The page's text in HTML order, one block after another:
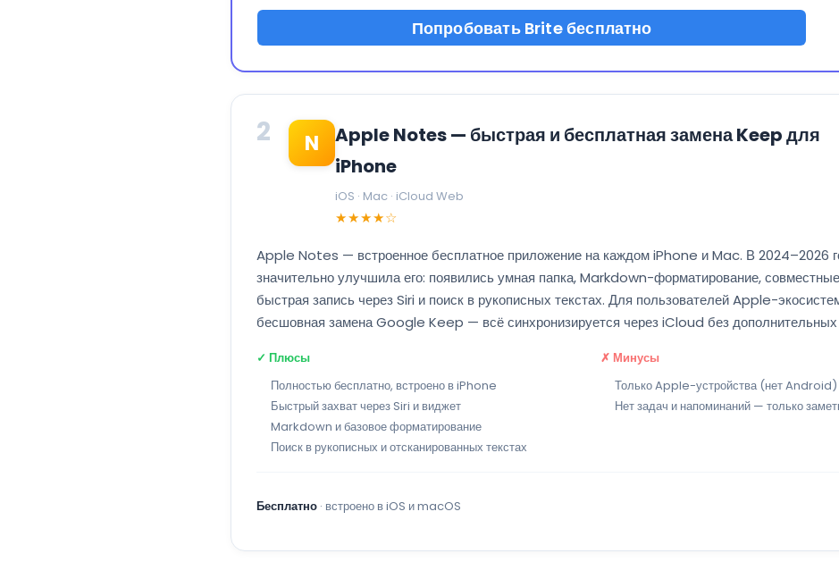
Попробовать Brite бесплатно
2 N
Apple Notes — быстрая и бесплатная замена Keep для
iPhone
iOS · Mac · iCloud Web
★★★★☆
Apple Notes — встроенное бесплатное приложение на каждом iPhone и Mac. В 2024–2026
значительно улучшила его: появились умная папка, Markdown-форматирование,
быстрая запись через Siri и поиск в рукописных текстах. Для пользователей Apple-
бесшовная замена Google Keep — всё синхронизируется через iCloud без дополнительных
✓ Плюсы
Полностью бесплатно, встроено в iPhone
Быстрый захват через Siri и виджет
Markdown и базовое форматирование
Поиск в рукописных и отсканированных текстах
✗ Минусы
Только Apple-устройства (нет Android)
Нет задач и напоминаний — только
Бесплатно · встроено в iOS и macOS